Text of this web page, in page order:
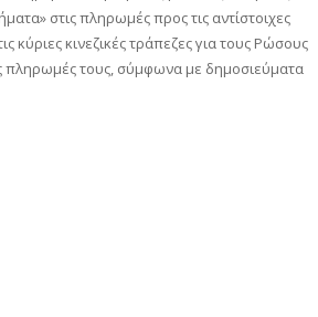
στις πληρωμές προς τις αντίστοιχες
κύριες κινεζικές τράπεζες για τους Ρώσους
πληρωμές τους, σύμφωνα με δημοσιεύματα